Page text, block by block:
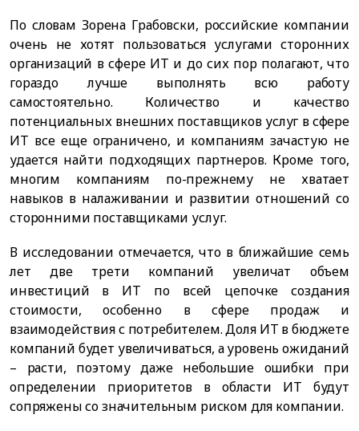
По словам Зорена Грабовски, российские компании
очень не хотят пользоваться услугами сторонних
организаций в сфере ИТ и до сих пор полагают, что
гораздо лучше выполнять всю работу
самостоятельно. Количество и качество
потенциальных внешних поставщиков услуг в сфере
ИТ все еще ограничено, и компаниям зачастую не
удается найти подходящих партнеров. Кроме того,
многим компаниям по-прежнему не хватает
навыков в налаживании и развитии отношений со
сторонними поставщиками услуг.
В исследовании отмечается, что в ближайшие семь
лет две трети компаний увеличат объем
инвестиций в ИТ по всей цепочке создания
стоимости, особенно в сфере продаж и
взаимодействия с потребителем. Доля ИТ в бюджете
компаний будет увеличиваться, а уровень ожиданий
– расти, поэтому даже небольшие ошибки при
определении приоритетов в области ИТ будут
сопряжены со значительным риском для компании.